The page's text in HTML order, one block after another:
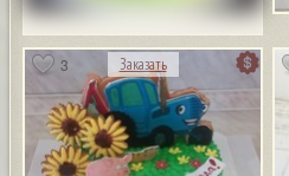
3 Заказать